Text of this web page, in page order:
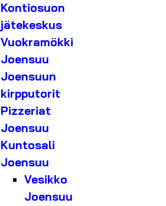
Kontiosuon
jätekeskus
Vuokramökki
Joensuu
Joensuun
kirpputorit
Pizzeriat
Joensuu
Kuntosali
Joensuu
Vesikko
Joensuu